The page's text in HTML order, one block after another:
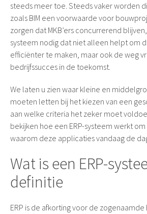
steeds meer toe. Steeds vaker worden
zoals BIM een voorwaarde voor
zorgen dat MKB’ers concurrerend
systeem nodig dat niet alleen helpt om
efficiënter te maken, maar ook de weg
bedrijfssucces in de toekomst.
We laten u zien waar kleine en
moeten letten bij het kiezen van een
aan welke criteria het zeker moet
bekijken hoe een ERP-systeem werkt
waarom deze applicaties vandaag de
Wat is een ERP-
definitie
ERP is de afkorting voor de